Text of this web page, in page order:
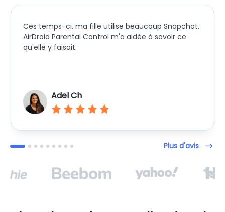
Ces temps-ci, ma fille utilise beaucoup Snapchat,
AirDroid Parental Control m'a aidée à savoir ce
qu'elle y faisait.
Adel Ch
Plus d'avis